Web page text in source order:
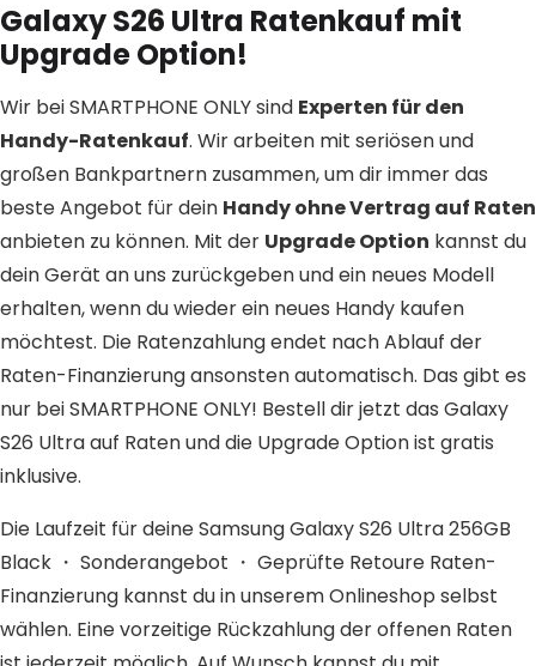
Galaxy S26 Ultra Ratenkauf mit
Upgrade Option!
Wir bei SMARTPHONE ONLY sind Experten für den
Handy-Ratenkauf. Wir arbeiten mit seriösen und
großen Bankpartnern zusammen, um dir immer das
beste Angebot für dein Handy ohne Vertrag auf Raten
anbieten zu können. Mit der Upgrade Option kannst du
dein Gerät an uns zurückgeben und ein neues Modell
erhalten, wenn du wieder ein neues Handy kaufen
möchtest. Die Ratenzahlung endet nach Ablauf der
Raten-Finanzierung ansonsten automatisch. Das gibt es
nur bei SMARTPHONE ONLY! Bestell dir jetzt das Galaxy
S26 Ultra auf Raten und die Upgrade Option ist gratis
inklusive.
Die Laufzeit für deine Samsung Galaxy S26 Ultra 256GB
Black ・ Sonderangebot ・ Geprüfte Retoure Raten-
Finanzierung kannst du in unserem Onlineshop selbst
wählen. Eine vorzeitige Rückzahlung der offenen Raten